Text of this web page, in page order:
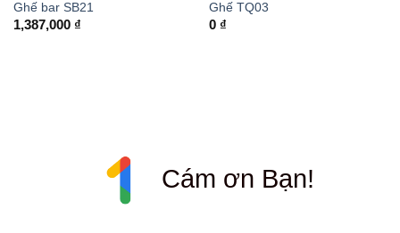
Ghế bar SB21
1,387,000 ₫
Ghế TQ03
0 ₫
Cám ơn Bạn!